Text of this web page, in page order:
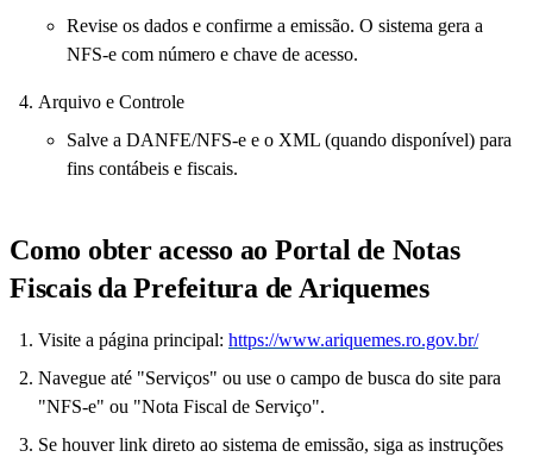
Revise os dados e confirme a emissão. O sistema gera a
NFS-e com número e chave de acesso.
Arquivo e Controle
Salve a DANFE/NFS-e e o XML (quando disponível) para
fins contábeis e fiscais.
Como obter acesso ao Portal de Notas
Fiscais da Prefeitura de Ariquemes
Visite a página principal: https://www.ariquemes.ro.gov.br/
Navegue até "Serviços" ou use o campo de busca do site para
"NFS-e" ou "Nota Fiscal de Serviço".
Se houver link direto ao sistema de emissão, siga as instruções